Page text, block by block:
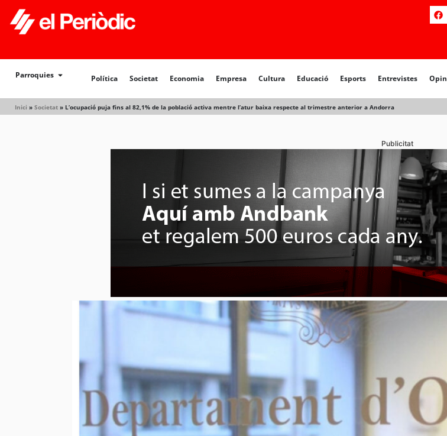
Parroquies Política Societat Economia Empresa Cultura Educació Esports Entrevistes
Inici » Societat » L’ocupació puja fins al 82,1% de la població activa mentre l’atur baixa respecte al trimestre anterior a Andorra
Política Societat Opinió
Publicitat